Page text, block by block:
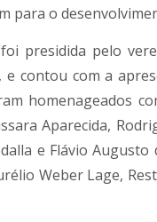
para o
presidida pelo
e contou com a
homenageados
Aparecida,
e Flávio
Weber Lage,